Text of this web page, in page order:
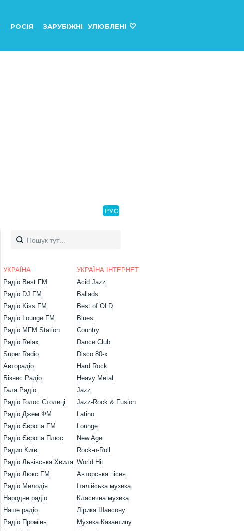
РОСІЯ ЗАРУБІЖНІ УЛЮБЛЕНІ
УКРАЇНА
Радіо Best FM
Радіо DJ FM
Радіо Kiss FM
Радіо Lounge FM
Радіо MFM Station
Радіо Relax
Super Radio
Авторадіо
Бізнес Радіо
Гала Радіо
Радіо Голос Столиці
Радіо Джем ФМ
Радіо Європа FM
Радіо Європа Плюс
Радио Київ
Радіо Львівська Хвиля
Радіо Люкс FM
Радіо Мелодія
Народне радіо
Наше радіо
Радіо Промінь
УКРАЇНА ІНТЕРНЕТ
Acid Jazz
Ballads
Best of OLD
Blues
Country
Dance Club
Disco 80-х
Hard Rock
Heavy Metal
Jazz
Jazz-Rock & Fusion
Latino
Lounge
New Age
Rock-n-Roll
World Hit
Авторська пісня
Італійська музика
Класична музика
Лірика Шансону
Музика Казантипу